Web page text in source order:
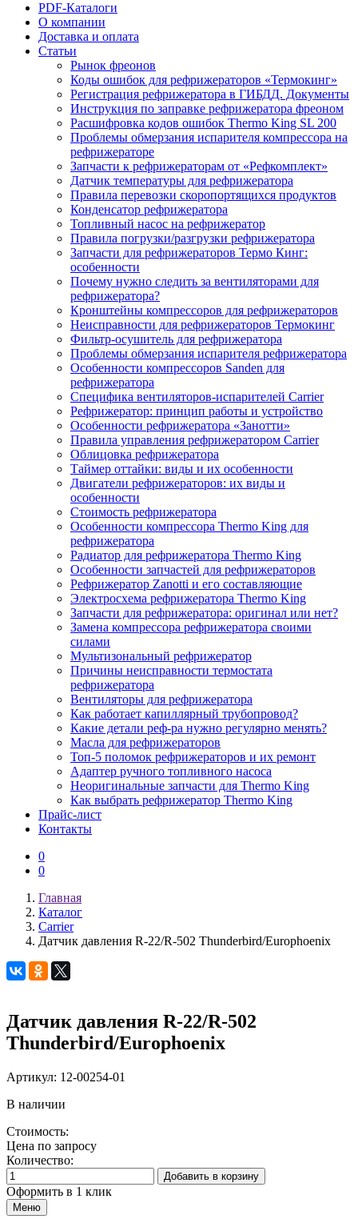
PDF-Каталоги
О компании
Доставка и оплата
Статьи
Рынок фреонов
Коды ошибок для рефрижераторов «Термокинг»
Регистрация рефрижератора в ГИБДД. Документы
Инструкция по заправке рефрижератора фреоном
Расшифровка кодов ошибок Thermo King SL 200
Проблемы обмерзания испарителя компрессора на
рефрижераторе
Запчасти к рефрижераторам от «Рефкомплект»
Датчик температуры для рефрижератора
Правила перевозки скоропортящихся продуктов
Конденсатор рефрижератора
Топливный насос на рефрижератор
Правила погрузки/разгрузки рефрижератора
Запчасти для рефрижераторов Термо Кинг:
особенности
Почему нужно следить за вентиляторами для
рефрижератора?
Кронштейны компрессоров для рефрижераторов
Неисправности для рефрижераторов Термокинг
Фильтр-осушитель для рефрижератора
Проблемы обмерзания испарителя рефрижератора
Особенности компрессоров Sanden для
рефрижератора
Специфика вентиляторов-испарителей Carrier
Рефрижератор: принцип работы и устройство
Особенности рефрижератора «Занотти»
Правила управления рефрижератором Carrier
Облицовка рефрижератора
Таймер оттайки: виды и их особенности
Двигатели рефрижераторов: их виды и
особенности
Стоимость рефрижератора
Особенности компрессора Thermo King для
рефрижератора
Радиатор для рефрижератора Thermo King
Особенности запчастей для рефрижераторов
Рефрижератор Zanotti и его составляющие
Электросхема рефрижератора Thermo King
Запчасти для рефрижератора: оригинал или нет?
Замена компрессора рефрижератора своими
силами
Мультизональный рефрижератор
Причины неисправности термостата
рефрижератора
Вентиляторы для рефрижератора
Как работает капиллярный трубопровод?
Какие детали реф-ра нужно регулярно менять?
Масла для рефрижераторов
Топ-5 поломок рефрижераторов и их ремонт
Адаптер ручного топливного насоса
Неоригинальные запчасти для Thermo King
Как выбрать рефрижератор Thermo King
Прайс-лист
Контакты
0
0
Главная
Каталог
Carrier
Датчик давления R-22/R-502 Thunderbird/Europhoenix
Датчик давления R-22/R-502
Thunderbird/Europhoenix
Артикул: 12-00254-01
В наличии
Стоимость:
Цена по запросу
Количество:
Добавить в корзину
Оформить в 1 клик
Меню